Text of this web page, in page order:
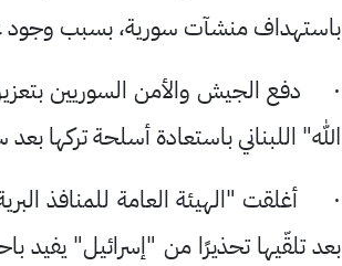
باستهداف منشآت سورية، بسبب وجود
· دفع الجيش والأمن السوريين
الله" اللبناني باستعادة أسلحة تركها
· أغلقت "الهيئة العامة ‌للمنافذ
بعد تلقّيها تحذيرًا من "إسرائيل"